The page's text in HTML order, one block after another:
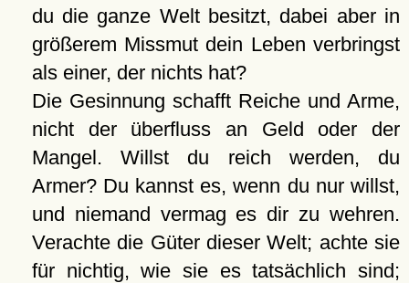
du die ganze Welt besitzt, dabei aber in
größerem Missmut dein Leben verbringst
als einer, der nichts hat?
Die Gesinnung schafft Reiche und Arme,
nicht der überfluss an Geld oder der
Mangel. Willst du reich werden, du
Armer? Du kannst es, wenn du nur willst,
und niemand vermag es dir zu wehren.
Verachte die Güter dieser Welt; achte sie
für nichtig, wie sie es tatsächlich sind;